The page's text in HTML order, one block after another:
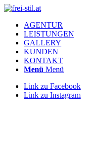
AGENTUR
LEISTUNGEN
GALLERY
KUNDEN
KONTAKT
Menü Menü
Link zu Facebook
Link zu Instagram